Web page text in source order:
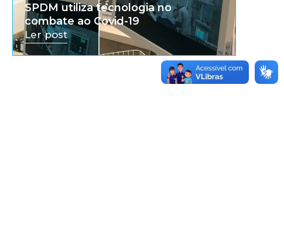
SPDM utiliza tecnologia no
combate ao Covid-19
Ler post